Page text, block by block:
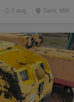
Seini, MM
2 aug.